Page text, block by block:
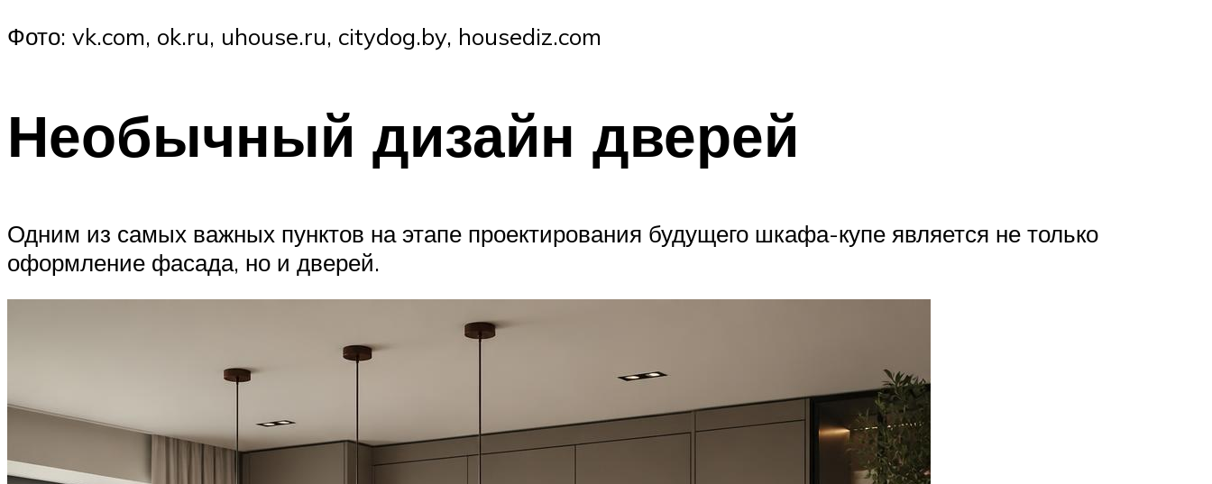
Фото: vk.com, ok.ru, uhouse.ru, citydog.by, housediz.com
Необычный дизайн дверей
Одним из самых важных пунктов на этапе проектирования будущего шкафа-купе является не только
оформление фасада, но и дверей.